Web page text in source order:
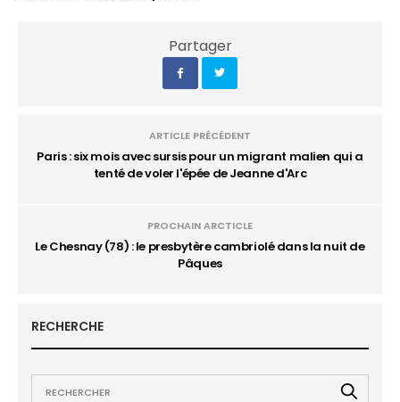
Partager
ARTICLE PRÉCÉDENT
Paris : six mois avec sursis pour un migrant malien qui a
tenté de voler l'épée de Jeanne d'Arc
PROCHAIN ARCTICLE
Le Chesnay (78) : le presbytère cambriolé dans la nuit de
Pâques
RECHERCHE